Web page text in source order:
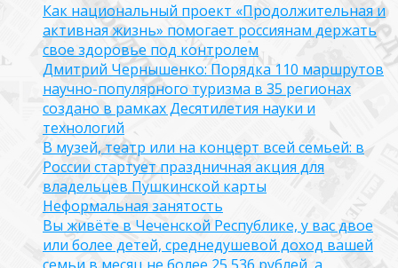
Как национальный проект «Продолжительная и
активная жизнь» помогает россиянам держать
свое здоровье под контролем
Дмитрий Чернышенко: Порядка 110 маршрутов
научно-популярного туризма в 35 регионах
создано в рамках Десятилетия науки и
технологий
В музей, театр или на концерт всей семьей: в
России стартует праздничная акция для
владельцев Пушкинской карты
Неформальная занятость
Вы живёте в Чеченской Республике, у вас двое
или более детей, среднедушевой доход вашей